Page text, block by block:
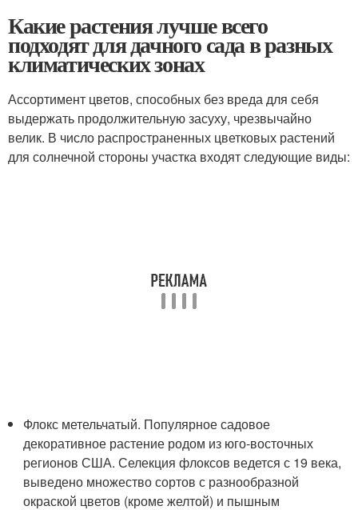
Какие растения лучше всего
подходят для дачного сада в разных
климатических зонах
Ассортимент цветов, способных без вреда для себя
выдержать продолжительную засуху, чрезвычайно
велик. В число распространенных цветковых растений
для солнечной стороны участка входят следующие виды:
Флокс метельчатый. Популярное садовое
декоративное растение родом из юго-восточных
регионов США. Селекция флоксов ведется с 19 века,
выведено множество сортов с разнообразной
окраской цветов (кроме желтой) и пышным